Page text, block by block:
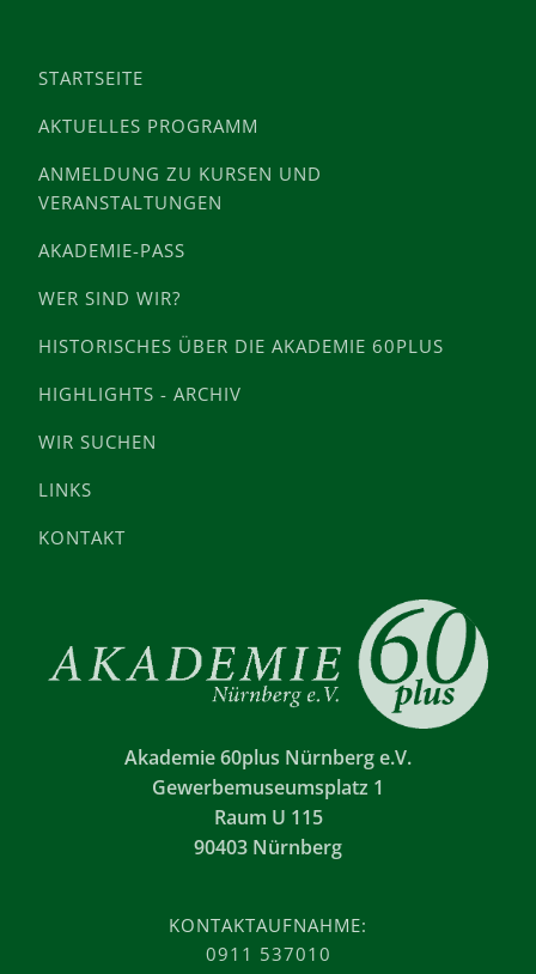
STARTSEITE
AKTUELLES PROGRAMM
ANMELDUNG ZU KURSEN UND
VERANSTALTUNGEN
AKADEMIE-PASS
WER SIND WIR?
HISTORISCHES ÜBER DIE AKADEMIE 60PLUS
HIGHLIGHTS - ARCHIV
WIR SUCHEN
LINKS
KONTAKT
Akademie 60plus Nürnberg e.V.
Gewerbemuseumsplatz 1
Raum U 115
90403 Nürnberg
KONTAKTAUFNAHME:
0911 537010